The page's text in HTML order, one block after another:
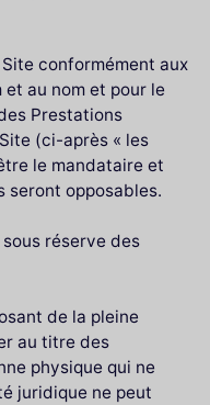
conformément aux
et au nom et pour le
Prestations
(ci-après « les
le mandataire et
seront opposables.
réserve des
de la pleine
au titre des
physique qui ne
juridique ne peut